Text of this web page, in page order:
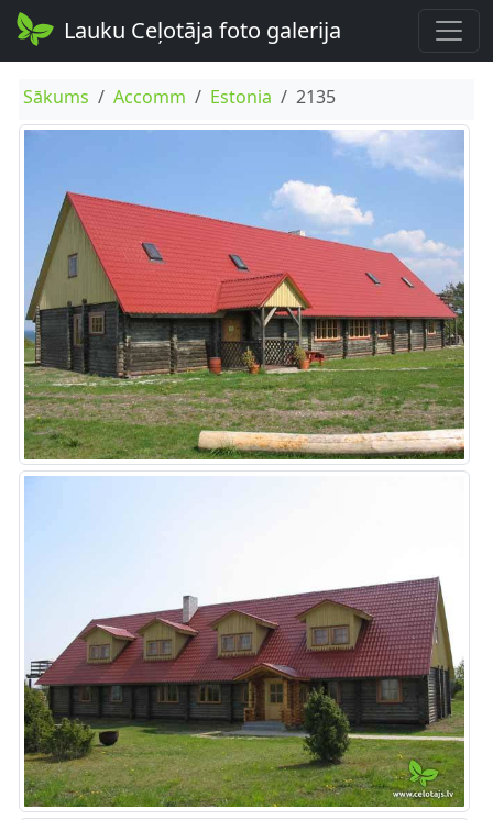
Lauku Ceļotāja foto galerija
Sākums Accomm Estonia 2135